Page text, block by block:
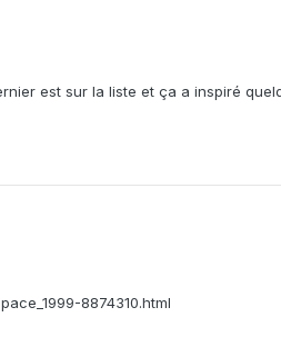
est sur la liste et ça a inspiré
8874310.html